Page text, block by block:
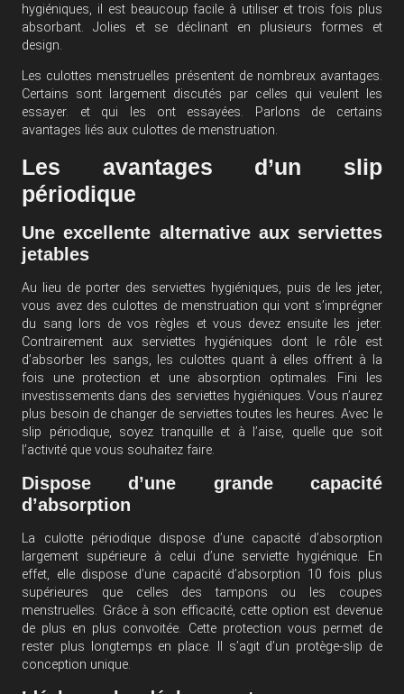
hygiéniques, il est beaucoup facile à utiliser et trois fois plus
absorbant. Jolies et se déclinant en plusieurs formes et
design.
Les culottes menstruelles présentent de nombreux avantages.
Certains sont largement discutés par celles qui veulent les
essayer. et qui les ont essayées. Parlons de certains
avantages liés aux culottes de menstruation.
Les avantages d’un slip
périodique
Une excellente alternative aux serviettes
jetables
Au lieu de porter des serviettes hygiéniques, puis de les jeter,
vous avez des culottes de menstruation qui vont s’imprégner
du sang lors de vos règles et vous devez ensuite les jeter.
Contrairement aux serviettes hygiéniques dont le rôle est
d’absorber les sangs, les culottes quant à elles offrent à la
fois une protection et une absorption optimales. Fini les
investissements dans des serviettes hygiéniques. Vous n’aurez
plus besoin de changer de serviettes toutes les heures. Avec le
slip périodique, soyez tranquille et à l’aise, quelle que soit
l’activité que vous souhaitez faire.
Dispose d’une grande capacité
d’absorption
La culotte périodique dispose d’une capacité d’absorption
largement supérieure à celui d’une serviette hygiénique. En
effet, elle dispose d’une capacité d’absorption 10 fois plus
supérieures que celles des tampons ou les coupes
menstruelles. Grâce à son efficacité, cette option est devenue
de plus en plus convoitée. Cette protection vous permet de
rester plus longtemps en place. Il s’agit d’un protège-slip de
conception unique.